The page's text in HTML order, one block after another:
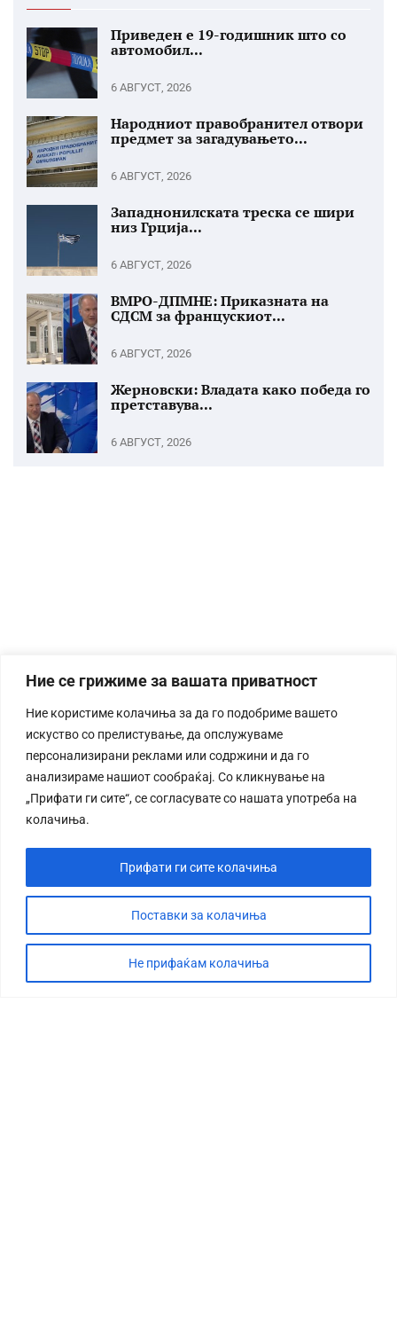
Ние се грижиме за вашата приватност
Ние користиме колачиња за да го подобриме вашето
искуство со прелистување, да опслужуваме
персонализирани реклами или содржини и да го
анализираме нашиот сообраќај. Со кликнување на
„Прифати ги сите“, се согласувате со нашата употреба на
колачиња.
Поставки за колачиња
Не прифаќам колачиња
Прифати ги сите колачиња
Приведен е 19-годишник што со
автомобил...
6 АВГУСТ, 2026
Народниот правобранител отвори
предмет за загадувањето...
6 АВГУСТ, 2026
Западнонилската треска се шири
низ Грција...
6 АВГУСТ, 2026
ВМРО-ДПМНЕ: Приказната на
СДСМ за францускиот...
6 АВГУСТ, 2026
Жерновски: Владата како победа го
претставува...
6 АВГУСТ, 2026